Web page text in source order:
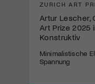
ZURICH ART
Artur Lescher,
Art Prize 2025
Konstruktiv
Minimalistische
Spannung